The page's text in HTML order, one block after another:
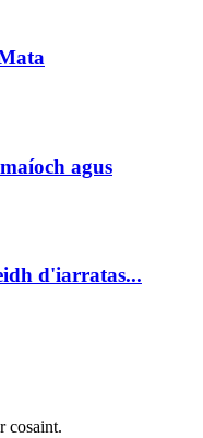
agus
d'iarratas...
cosaint.